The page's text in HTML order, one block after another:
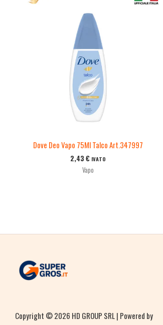
Dove Deo Vapo 75Ml Talco Art.347997
2,43 € IVATO
Vapo
Copyright © 2026 HD GROUP SRL | Powered by